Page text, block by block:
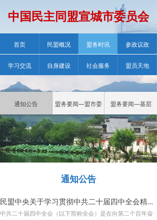
中国民主同盟宣城市委员会
首页 民盟概况 盟务时讯 参政议政
学习交流 自身建设 社会服务 盟员天地
民盟中央关于学习贯彻中共二十届四中全会精神的决定
中共二十届四中全会（以下简称全会）是在向第二个百年奋
通知公告
通知公告 盟务要闻—盟市委 盟务要闻—基层